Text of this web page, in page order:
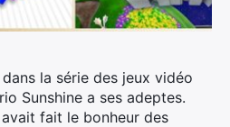
la série des jeux vidéo
Sunshine a ses adeptes.
fait le bonheur des